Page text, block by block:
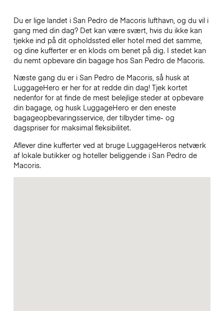
Du er lige landet i San Pedro de Macoris lufthavn, og du vil i
gang med din dag? Det kan være svært, hvis du ikke kan
tjekke ind på dit opholdssted eller hotel med det samme,
og dine kufferter er en klods om benet på dig. I stedet kan
du nemt opbevare din bagage hos San Pedro de Macoris.
Næste gang du er i San Pedro de Macoris, så husk at
LuggageHero er her for at redde din dag! Tjek kortet
nedenfor for at finde de mest belejlige steder at opbevare
din bagage, og husk LuggageHero er den eneste
bagageopbevaringsservice, der tilbyder time- og
dagspriser for maksimal fleksibilitet.
Aflever dine kufferter ved at bruge LuggageHeros netværk
af lokale butikker og hoteller beliggende i San Pedro de
Macoris.